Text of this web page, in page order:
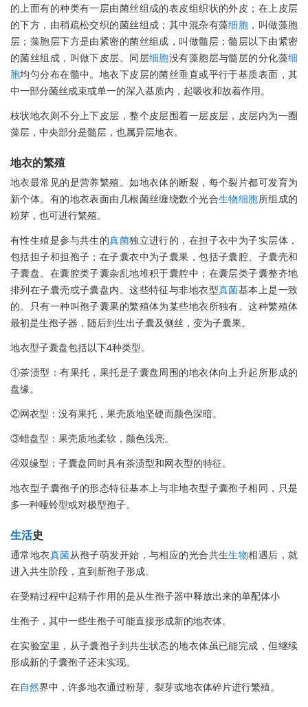
的上面有的种类有一层由菌丝组成的表皮组织状的外皮；在上皮层
的下方，由稍疏松交织的菌丝组成；其中混杂有藻细胞 ，叫做藻胞
层；藻胞层下方是由紧密的菌丝组成，叫做髓层；髓层以下由紧密
的菌丝组成，叫做下皮层。同层细胞没有藻胞层与髓层的分化藻细
胞均匀分布在髓中。地衣下皮层的菌丝垂直或平行于基质表面，其
中一部分菌丝成束或单一的深入基质内，起吸收和故着作用。
枝状地衣则不分上下皮层，整个皮层围着一层皮层，皮层内为一圈
藻层，中央部分是髓层，也属异层地衣。
地衣的繁殖
地衣最常见的是营养繁殖。如地衣体的断裂，每个裂片都可发育为
新个体。有的地衣表面由几根菌丝缠绕数个光合生物细胞所组成的
粉芽，也可进行繁殖。
有性生殖是参与共生的真菌独立进行的，在担子衣中为子实层体，
包括担子和担孢子；在子囊衣中为子囊果，包括子囊腔、子囊壳和
子囊盘。在囊腔类子囊杂乱地堆积于囊腔中；在囊层类子囊整齐地
排列在子囊壳或子囊盘内。这些特征与非地衣型真菌基本上是一致
的。只有一种叫孢子囊果的繁殖体为某些地衣所独有。这种繁殖体
最初是生孢子器，随后到生出子囊及侧丝，变为子囊果。
地衣型子囊盘包括以下4种类型。
①茶渍型：有果托，果托是子囊盘周围的地衣体向上升起所形成的
盘缘。
②网衣型：没有果托，果壳质地坚硬而颜色深暗。
③蜡盘型：果壳质地柔软，颜色浅亮。
④双缘型：子囊盘同时具有茶渍型和网衣型的特征。
地衣型子囊孢子的形态特征基本上与非地衣型子囊孢子相同，只是
多一种哑铃型或对极型孢子。
生活史
通常地衣真菌从孢子萌发开始，与相应的光合共生生物相遇后，就
进入共生阶段，直到新孢子形成。
在受精过程中起精子作用的是从生孢子器中释放出来的单配体小
生孢子，其中一些生孢子可能直接形成新的地衣体。
在实验室里，从子囊孢子到共生状态的地衣体虽已能完成，但继续
形成新的子囊孢子还未实现。
在自然界中，许多地衣通过粉芽、裂芽或地衣体碎片进行繁殖。